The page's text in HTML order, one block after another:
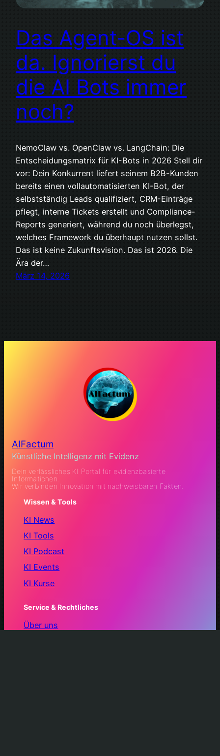
Das Agent-OS ist
da. Ignorierst du
die AI Bots immer
noch?
NemoClaw vs. OpenClaw vs. LangChain: Die
Entscheidungsmatrix für KI-Bots in 2026 Stell dir
vor: Dein Konkurrent liefert seinem B2B-Kunden
bereits einen vollautomatisierten KI-Bot, der
selbstständig Leads qualifiziert, CRM-Einträge
pflegt, interne Tickets erstellt und Compliance-
Reports generiert, während du noch überlegst,
welches Framework du überhaupt nutzen sollst.
Das ist keine Zukunftsvision. Das ist 2026. Die
Ära der…
März 14, 2026
AIFactum
Künstliche Intelligenz mit Evidenz
Dein verlässliches KI Portal für evidenzbasierte
Informationen.
Wir verbinden Innovation mit nachweisbaren Fakten.
Wissen & Tools
KI News
KI Tools
KI Podcast
KI Events
KI Kurse
Service & Rechtliches
Über uns